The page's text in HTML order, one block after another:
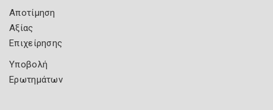
Αποτίμηση
Αξίας
Επιχείρησης
Υποβολή
Ερωτημάτων